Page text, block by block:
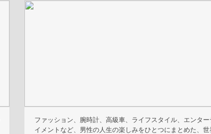
ファッション、腕時計、高級車、ライフスタイル、エンター
イメントなど、男性の人生の楽しみをひとつにまとめた、世